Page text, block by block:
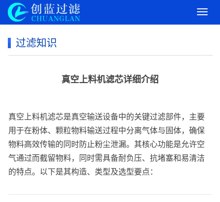
导
过滤知识
真空上料机滤芯详细介绍
真空上料机滤芯是真空输送设备中的关键过滤部件，主要
用于在粉体、颗粒物料输送过程中分离气体与固体，确保
物料高效传输的同时防止粉尘泄漏。其核心功能是允许空
气通过而截留物料，同时需具备耐负压、抗堵塞和易清洁
的特点。以下是其构造、类型及选型要点：